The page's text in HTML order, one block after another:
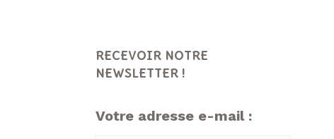
RECEVOIR NOTRE
NEWSLETTER !
Votre adresse e-mail :